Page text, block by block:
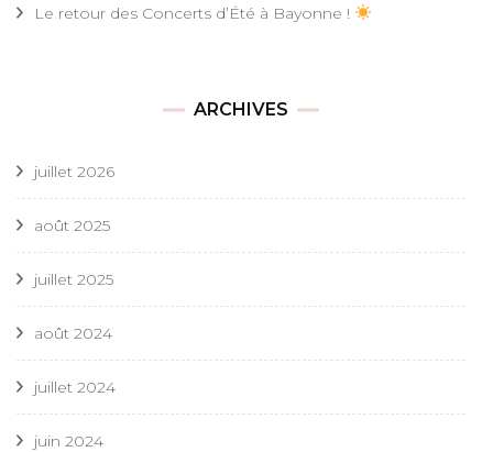
Le retour des Concerts d’Été à Bayonne !
ARCHIVES
juillet 2026
août 2025
juillet 2025
août 2024
juillet 2024
juin 2024